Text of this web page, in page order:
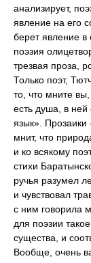
анализирует,
явление на его
берет явление в
поэзия
трезвая проза,
Только поэт,
то, что мните
есть душа, в ней
язык». Прозаики
мнит, что
и ко всякому
стихи
ручья разумел
и чувствовал
с ним говорила
для поэзии
существа, и
Вообще, очень